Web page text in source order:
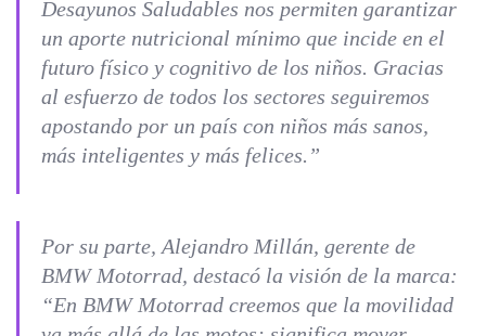
Desayunos Saludables nos permiten garantizar
un aporte nutricional mínimo que incide en el
futuro físico y cognitivo de los niños. Gracias
al esfuerzo de todos los sectores seguiremos
apostando por un país con niños más sanos,
más inteligentes y más felices.”
Por su parte, Alejandro Millán, gerente de
BMW Motorrad, destacó la visión de la marca:
“En BMW Motorrad creemos que la movilidad